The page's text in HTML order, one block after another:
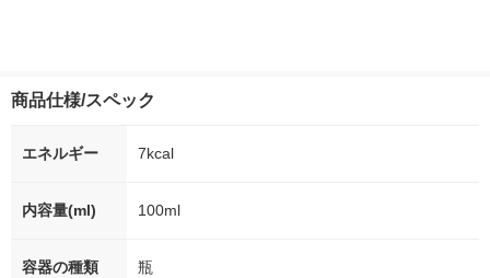
商品仕様/スペック
エネルギー 7kcal
内容量(ml) 100ml
容器の種類 瓶